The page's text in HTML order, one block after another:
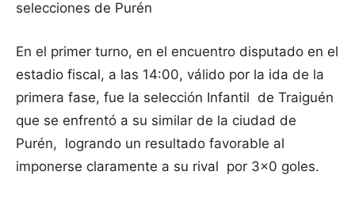
selecciones de Purén
En el primer turno, en el encuentro disputado en el
estadio fiscal, a las 14:00, válido por la ida de la
primera fase, fue la selección Infantil de Traiguén
que se enfrentó a su similar de la ciudad de
Purén, logrando un resultado favorable al
imponerse claramente a su rival por 3×0 goles.